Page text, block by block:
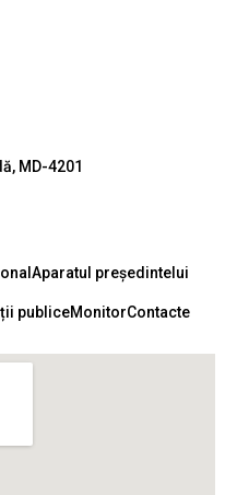
MD-4201
Aparatul președintelui
publiceMonitorContacte